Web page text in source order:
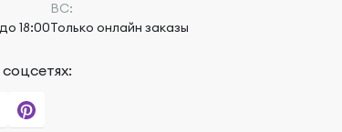
18:00
ВС:
Только онлайн заказы